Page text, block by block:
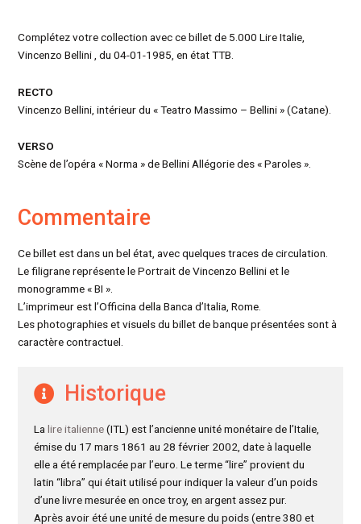
Complétez votre collection avec ce billet de 5.000 Lire Italie,
Vincenzo Bellini , du 04-01-1985, en état TTB.
RECTO
Vincenzo Bellini, intérieur du « Teatro Massimo – Bellini » (Catane).
VERSO
Scène de l’opéra « Norma » de Bellini Allégorie des « Paroles ».
Commentaire
Ce billet est dans un bel état, avec quelques traces de circulation.
Le filigrane représente le Portrait de Vincenzo Bellini et le
monogramme « BI ».
L’imprimeur est l’Officina della Banca d’Italia, Rome.
Les photographies et visuels du billet de banque présentées sont à
caractère contractuel.
Historique
Lalire italienne(ITL) est l’ancienne unité monétaire de l’Italie,
émise du 17 mars 1861 au 28 février 2002, date à laquelle
elle a été remplacée par l’euro. Le terme “lire” provient du
latin “libra” qui était utilisé pour indiquer la valeur d’un poids
d’une livre mesurée en once troy, en argent assez pur.
Après avoir été une unité de mesure du poids (entre 380 et